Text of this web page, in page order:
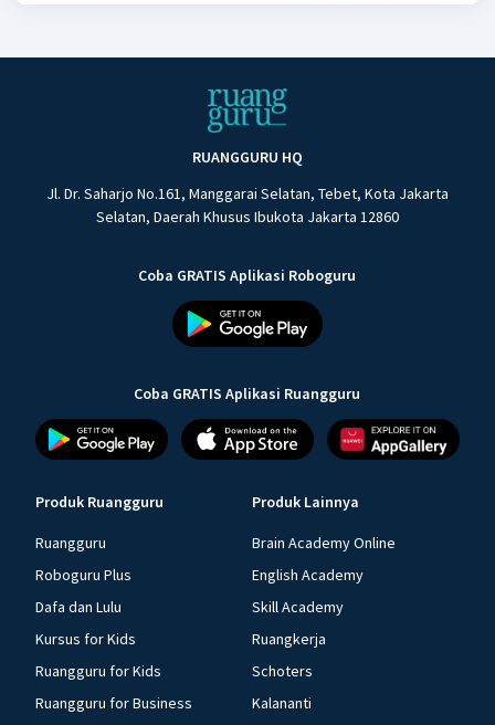
selalu rajin dan tekun belajar bertanggung jawab, dan
bergaul dengan orang-orang yang memberikan dampak
RUANGGURU HQ
Jl. Dr. Saharjo No.161, Manggarai Selatan, Tebet, Kota Jakarta
Selatan, Daerah Khusus Ibukota Jakarta 12860
Coba GRATIS Aplikasi Roboguru
Coba GRATIS Aplikasi Ruangguru
Produk Ruangguru
Ruangguru
Roboguru Plus
Dafa dan Lulu
Kursus for Kids
Ruangguru for Kids
Ruangguru for Business
Produk Lainnya
Brain Academy Online
English Academy
Skill Academy
Ruangkerja
Schoters
Kalananti